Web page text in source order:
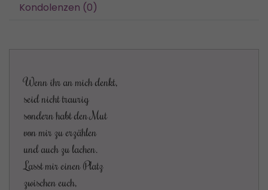
Kondolenzen (0)
Wenn ihr an mich denkt,
seid nicht traurig
sondern habt den Mut
von mir zu erzählen
und auch zu lachen.
Lasst mir einen Platz
zwischen euch,